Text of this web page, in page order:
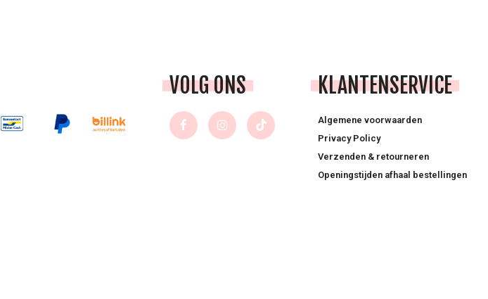
VOLG ONS KLANTENSERVICE
Algemene voorwaarden
Privacy Policy
Verzenden & retourneren
Openingstijden afhaal bestellingen